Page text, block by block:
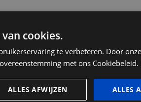
cookies.
te verbeteren. Door
met ons Cookiebeleid.
ALLES
ALLES AFWIJZEN